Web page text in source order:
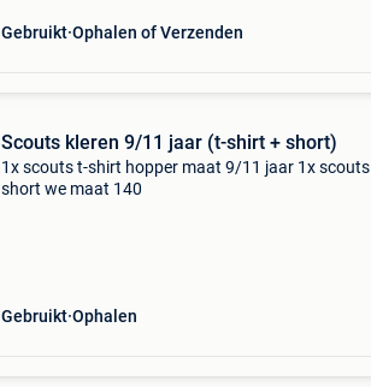
Gebruikt Ophalen of Verzenden
Scouts kleren 9/11 jaar (t-shirt + short)
1x scouts t-shirt hopper maat 9/11 jaar 1x scouts
short we maat 140
Gebruikt Ophalen